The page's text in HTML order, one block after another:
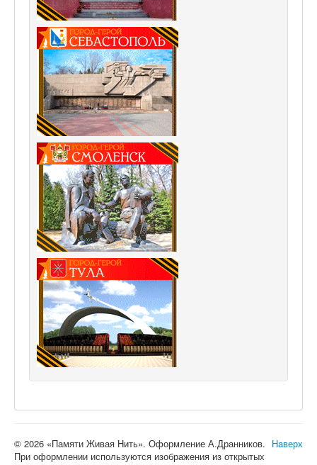
Наверх
© 2026 «Памяти Живая Нить». Оформление А.Дранников.
При оформлении используются изображения из открытых